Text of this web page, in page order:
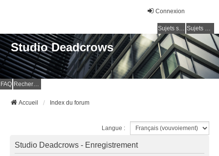
Connexion
Sujets sans réponse Sujets actifs
Studio Deadcrows
FAQ Rechercher
Accueil Index du forum
Langue :
Studio Deadcrows - Enregistrement